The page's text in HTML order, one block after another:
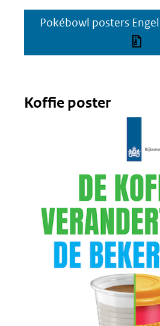
Pokébowl posters
Koffie poster